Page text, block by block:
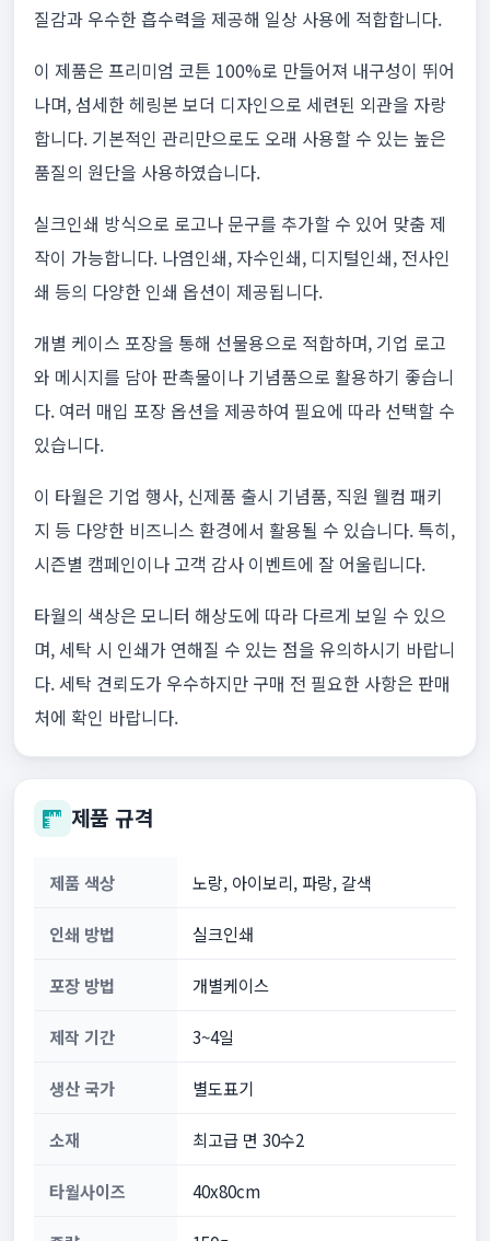
질감과 우수한 흡수력을 제공해 일상 사용에 적합합니다.
이 제품은 프리미엄 코튼 100%로 만들어져 내구성이 뛰어
나며, 섬세한 헤링본 보더 디자인으로 세련된 외관을 자랑
합니다. 기본적인 관리만으로도 오래 사용할 수 있는 높은
품질의 원단을 사용하였습니다.
실크인쇄 방식으로 로고나 문구를 추가할 수 있어 맞춤 제
작이 가능합니다. 나염인쇄, 자수인쇄, 디지털인쇄, 전사인
쇄 등의 다양한 인쇄 옵션이 제공됩니다.
개별 케이스 포장을 통해 선물용으로 적합하며, 기업 로고
와 메시지를 담아 판촉물이나 기념품으로 활용하기 좋습니
다. 여러 매입 포장 옵션을 제공하여 필요에 따라 선택할 수
있습니다.
이 타월은 기업 행사, 신제품 출시 기념품, 직원 웰컴 패키
지 등 다양한 비즈니스 환경에서 활용될 수 있습니다. 특히,
시즌별 캠페인이나 고객 감사 이벤트에 잘 어울립니다.
타월의 색상은 모니터 해상도에 따라 다르게 보일 수 있으
며, 세탁 시 인쇄가 연해질 수 있는 점을 유의하시기 바랍니
다. 세탁 견뢰도가 우수하지만 구매 전 필요한 사항은 판매
처에 확인 바랍니다.
제품 규격
제품 색상 노랑, 아이보리, 파랑, 갈색
인쇄 방법 실크인쇄
포장 방법 개별케이스
제작 기간 3~4일
생산 국가 별도표기
소재 최고급 면 30수2
타월사이즈 40x80cm